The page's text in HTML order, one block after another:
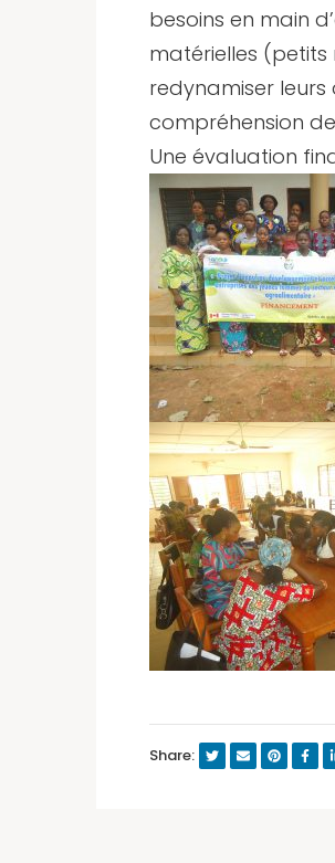
besoins en main
matérielles (petits
redynamiser leurs
compréhension
Une évaluation
Share: